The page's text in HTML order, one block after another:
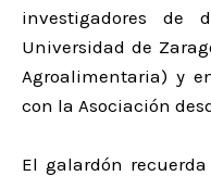
investigadores de
Universidad de
Agroalimentaria) y
con la Asociación
El galardón